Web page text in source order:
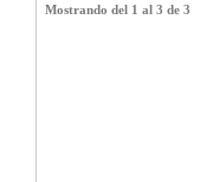
Mostrando del 1 al 3 de 3